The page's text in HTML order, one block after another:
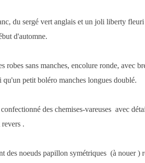
du sergé vert anglais et un joli liberty
d'automne.
robes sans manches, encolure ronde, avec
qu'un petit boléro manches longues doublé.
des chemises-vareuses avec
.
des noeuds papillon symétriques (à nouer )